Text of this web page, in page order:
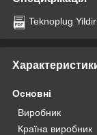
Teknoplug
Основні
Виробник
Країна виробник